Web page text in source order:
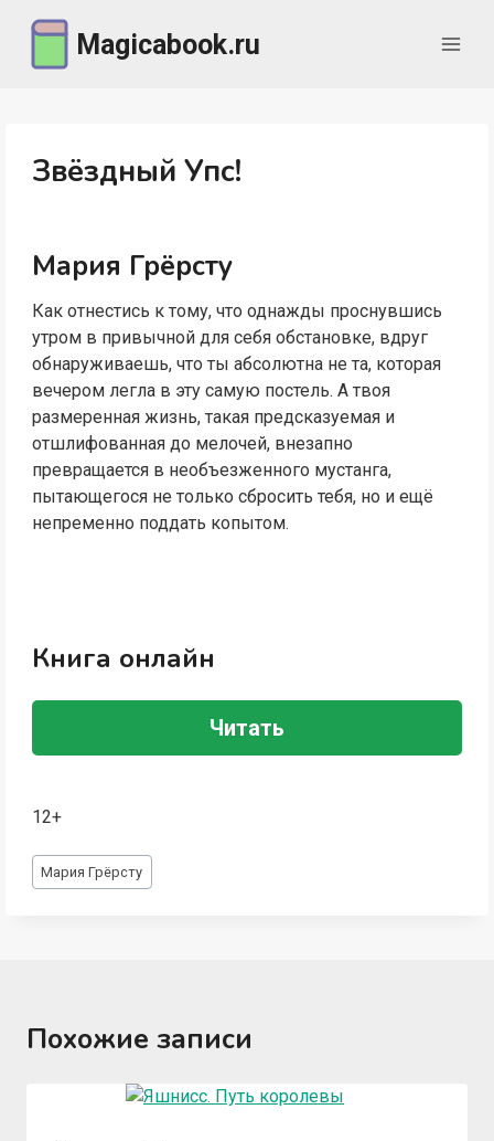
содержимому
Magicabook.ru
Звёздный Упс!
Мария Грёрсту
Как отнестись к тому, что однажды проснувшись
утром в привычной для себя обстановке, вдруг
обнаруживаешь, что ты абсолютна не та, которая
вечером легла в эту самую постель. А твоя
размеренная жизнь, такая предсказуемая и
отшлифованная до мелочей, внезапно
превращается в необъезженного мустанга,
пытающегося не только сбросить тебя, но и ещё
непременно поддать копытом.
Книга онлайн
Читать
12+
Метки
записи:
Мария Грёрсту
Похожие записи